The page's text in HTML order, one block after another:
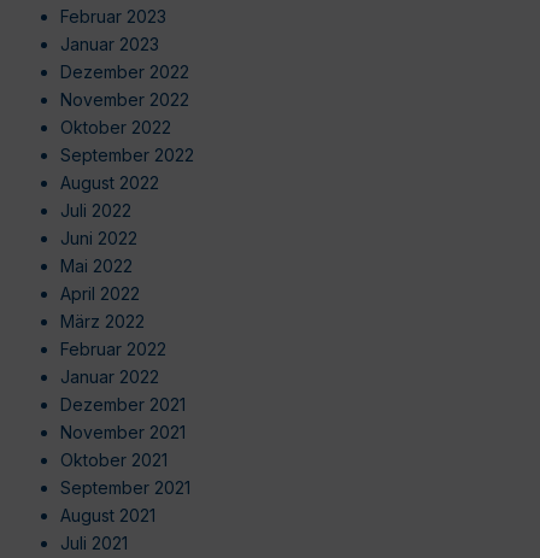
Februar 2023
Januar 2023
Dezember 2022
November 2022
Oktober 2022
September 2022
August 2022
Juli 2022
Juni 2022
Mai 2022
April 2022
März 2022
Februar 2022
Januar 2022
Dezember 2021
November 2021
Oktober 2021
September 2021
August 2021
Juli 2021